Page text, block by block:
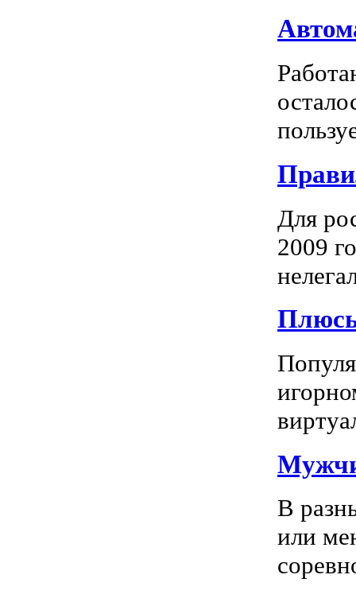
Для
2009
В
или